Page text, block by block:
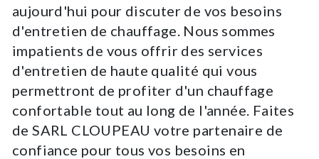
aujourd'hui pour discuter de vos besoins
d'entretien de chauffage. Nous sommes
impatients de vous offrir des services
d'entretien de haute qualité qui vous
permettront de profiter d'un chauffage
confortable tout au long de l'année. Faites
de SARL CLOUPEAU votre partenaire de
confiance pour tous vos besoins en